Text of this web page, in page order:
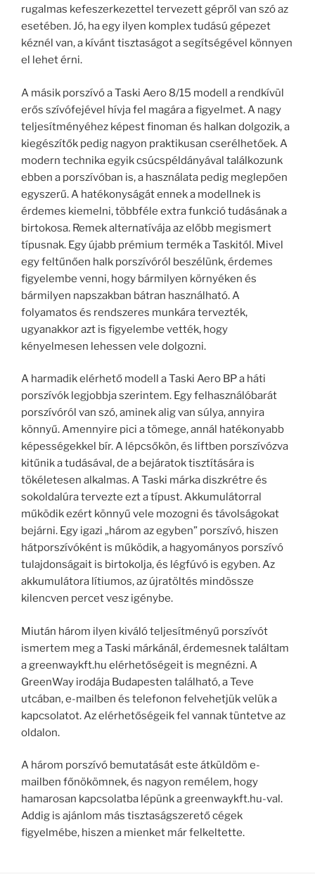
rugalmas kefeszerkezettel tervezett gépről van szó az
esetében. Jó, ha egy ilyen komplex tudású gépezet
kéznél van, a kívánt tisztaságot a segítségével könnyen
el lehet érni.
A másik porszívó a Taski Aero 8/15 modell a rendkívül
erős szívófejével hívja fel magára a figyelmet. A nagy
teljesítményéhez képest finoman és halkan dolgozik, a
kiegészítők pedig nagyon praktikusan cserélhetőek. A
modern technika egyik csúcspéldányával találkozunk
ebben a porszívóban is, a használata pedig meglepően
egyszerű. A hatékonyságát ennek a modellnek is
érdemes kiemelni, többféle extra funkció tudásának a
birtokosa. Remek alternatívája az előbb megismert
típusnak. Egy újabb prémium termék a Taskitól. Mivel
egy feltűnően halk porszívóról beszélünk, érdemes
figyelembe venni, hogy bármilyen környéken és
bármilyen napszakban bátran használható. A
folyamatos és rendszeres munkára tervezték,
ugyanakkor azt is figyelembe vették, hogy
kényelmesen lehessen vele dolgozni.
A harmadik elérhető modell a Taski Aero BP a háti
porszívók legjobbja szerintem. Egy felhasználóbarát
porszívóról van szó, aminek alig van súlya, annyira
könnyű. Amennyire pici a tömege, annál hatékonyabb
képességekkel bír. A lépcsőkön, és liftben porszívózva
kitűnik a tudásával, de a bejáratok tisztítására is
tökéletesen alkalmas. A Taski márka diszkrétre és
sokoldalúra tervezte ezt a típust. Akkumulátorral
működik ezért könnyű vele mozogni és távolságokat
bejárni. Egy igazi „három az egyben” porszívó, hiszen
hátporszívóként is működik, a hagyományos porszívó
tulajdonságait is birtokolja, és légfúvó is egyben. Az
akkumulátora lítiumos, az újratöltés mindössze
kilencven percet vesz igénybe.
Miután három ilyen kiváló teljesítményű porszívót
ismertem meg a Taski márkánál, érdemesnek találtam
a greenwaykft.hu elérhetőségeit is megnézni. A
GreenWay irodája Budapesten található, a Teve
utcában, e-mailben és telefonon felvehetjük velük a
kapcsolatot. Az elérhetőségeik fel vannak tüntetve az
oldalon.
A három porszívó bemutatását este átküldöm e-
mailben főnökömnek, és nagyon remélem, hogy
hamarosan kapcsolatba lépünk a greenwaykft.hu-val.
Addig is ajánlom más tisztaságszerető cégek
figyelmébe, hiszen a mienket már felkeltette.